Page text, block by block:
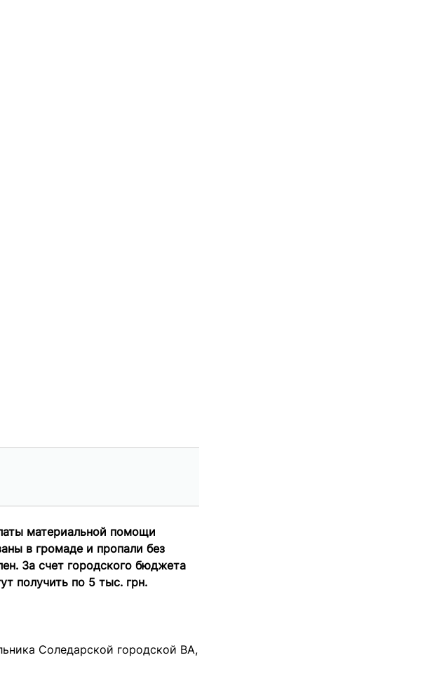
материальной помощи
в громаде и пропали без
За счет городского бюджета
получить по 5 тыс. грн.
Соледарской городской ВА,